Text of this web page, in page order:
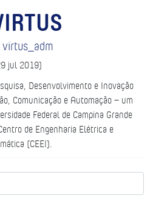
virtus_adm
jul 2019)
Desenvolvimento e Inovação
Comunicação e Automação – um
Federal de Campina Grande
de Engenharia Elétrica e
(CEEI).